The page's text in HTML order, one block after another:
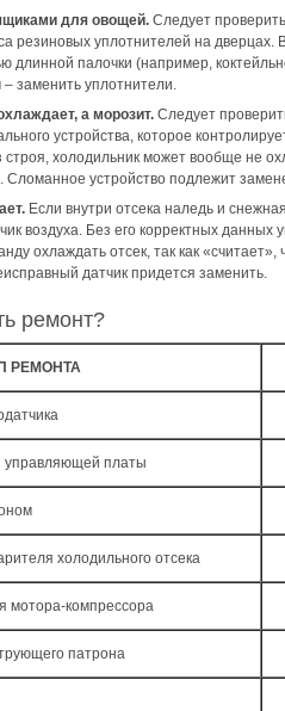
для овощей. Следует
резиновых уплотнителей на дверцах.
длинной палочки (например,
заменить уплотнители.
а морозит. Следует
устройства, которое
строя, холодильник может вообще не
Сломанное устройство подлежит
Если внутри отсека наледь и
воздуха. Без его корректных
охлаждать отсек, так как «считает»,
датчик придется заменить.
ремонт?
РЕМОНТА
управляющей платы
холодильного отсека
мотора-компрессора
патрона